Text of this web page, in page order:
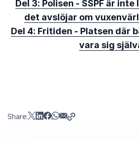
Del 3: Polisen - SSPF är
det avslöjar om
Del 4: Fritiden - Platsen där
vara sig
Share: